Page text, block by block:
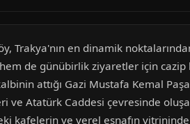
Trakya'nın en dinamik
de günübirlik ziyaretler için cazip
attığı Gazi Mustafa Kemal
Atatürk Caddesi çevresinde oluşan
kafelerin ve yerel esnafın